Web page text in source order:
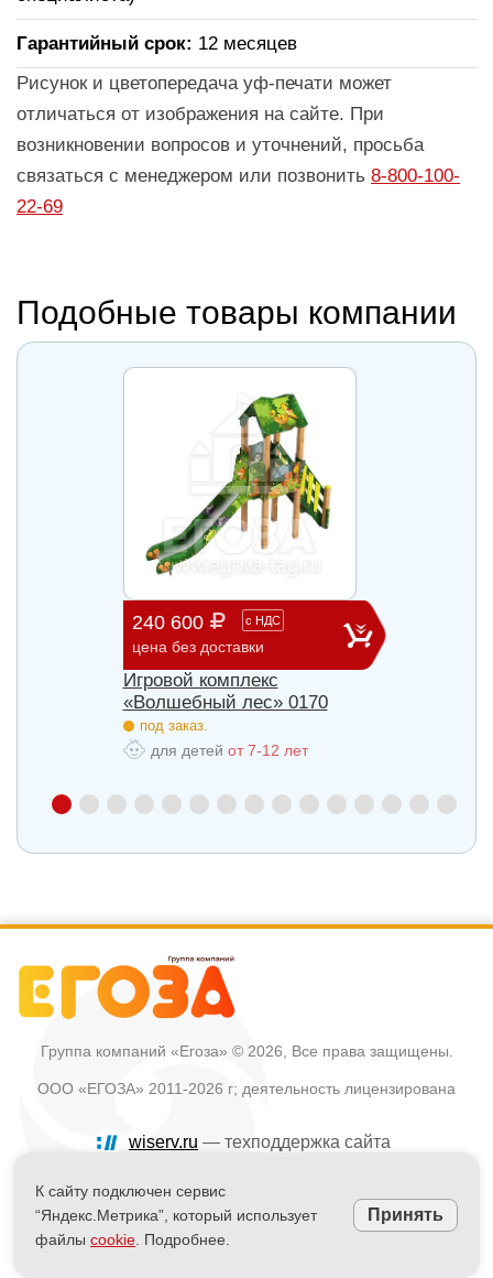
Гарантийный срок: 12 месяцев
Рисунок и цветопередача уф-печати может
отличаться от изображения на сайте. При
возникновении вопросов и уточнений, просьба
связаться с менеджером или позвонить 8-800-100-
22-69
Подобные товары компании
240 600 с НДС
цена без доставки
Игровой комплекс
«Волшебный лес» 0170
под заказ.
для детей от 7-12 лет
Группа компаний «Егоза» © 2026, Все права защищены.
ООО «ЕГОЗА» 2011-2026 г; деятельность лицензирована
wiserv.ru — техподдержка сайта
Политика в отношении обработки персональных данных
Информация на сайте не является публичной офертой
К сайту подключен сервис
“Яндекс.Метрика”, который использует
файлы cookie . Подробнее.
Принять